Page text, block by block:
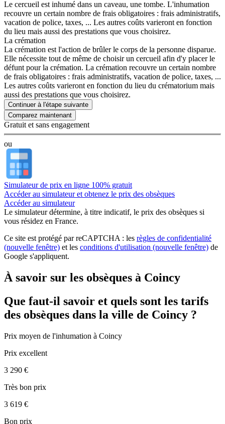
Le cercueil est inhumé dans un caveau, une tombe. L'inhumation
recouvre un certain nombre de frais obligatoires : frais administratifs,
vacation de police, taxes, ... Les autres coûts varieront en fonction
du lieu mais aussi des prestations que vous choisirez.
La crémation
La crémation est l'action de brûler le corps de la personne disparue.
Elle nécessite tout de même de choisir un cercueil afin d'y placer le
défunt pour la crémation. La crémation recouvre un certain nombre
de frais obligatoires : frais administratifs, vacation de police, taxes, ...
Les autres coûts varieront en fonction du lieu du crématorium mais
aussi des prestations que vous choisirez.
Continuer à l'étape suivante
Gratuit et sans engagement
ou
Simulateur de prix en ligne 100% gratuit
Accéder au simulateur et obtenez le prix des obsèques
Accéder au simulateur
Le simulateurdétermine, à titre indicatif, le prix des obsèques si
vous résidez en France.
Ce site est protégé par reCAPTCHA : les règles de confidentialité
(nouvelle fenêtre) et les conditions d'utilisation (nouvelle fenêtre) de
Google s'appliquent.
À savoir sur les obsèques à Coincy
Que faut-il savoir et quels sont les tarifs
des obsèques dans la ville de Coincy ?
Prix moyen de l'inhumation à Coincy
Prix excellent
3 290 €
Très bon prix
3 619 €
Bon prix